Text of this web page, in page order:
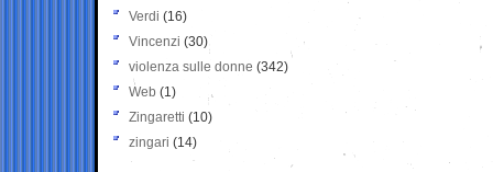
Verdi (16)
Vincenzi (30)
violenza sulle donne (342)
Web (1)
Zingaretti (10)
zingari (14)